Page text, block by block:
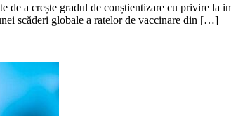
de a crește gradul de conștientizare cu privire
scăderi globale a ratelor de vaccinare din […]